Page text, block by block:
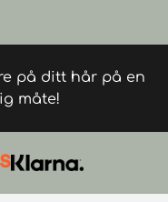
på ditt hår på en
måte!